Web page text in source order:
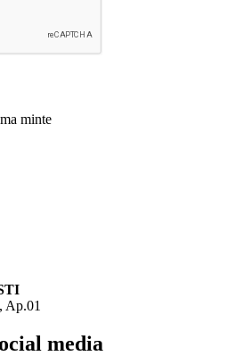
minte
Ap.01
media